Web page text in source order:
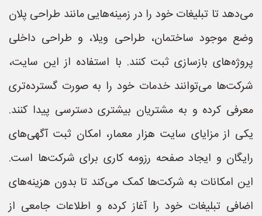
می‌دهد تا تبلیغات خود را در زمینه‌هایی مانند طراحی پلان
وضع موجود ساختمان، طراحی ویلا، و طراحی داخلی
پروژه‌های بازسازی ثبت کنند. با استفاده از این سایت،
شرکت‌ها می‌توانند خدمات خود را به صورت گسترده‌تری
معرفی کرده و به مشتریان بیشتری دسترسی پیدا کنند.
یکی از مزایای سایت هزار معمار، امکان ثبت آگهی‌های
رایگان و ایجاد صفحه رزومه کاری برای شرکت‌ها است.
این امکانات به شرکت‌ها کمک می‌کند تا بدون هزینه‌های
اضافی تبلیغات خود را آغاز کرده و اطلاعات جامعی از